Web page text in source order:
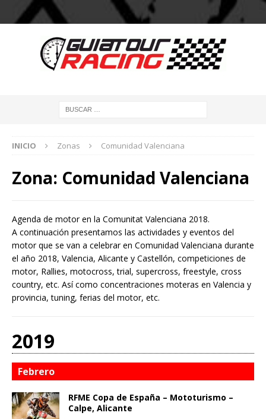
INICIO Zonas Comunidad Valenciana
Zona: Comunidad Valenciana
Agenda de motor en la Comunitat Valenciana 2018.
A continuación presentamos las actividades y eventos del
motor que se van a celebrar en Comunidad Valenciana durante
el año 2018, Valencia, Alicante y Castellón, competiciones de
motor, Rallies, motocross, trial, supercross, freestyle, cross
country, etc. Así como concentraciones moteras en Valencia y
provincia, tuning, ferias del motor, etc.
2019
Febrero
RFME Copa de España – Mototurismo –
Calpe, Alicante